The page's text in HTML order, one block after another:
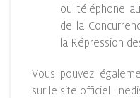
ou téléphone
de la
la Répression
Vous pouvez
sur le site officiel